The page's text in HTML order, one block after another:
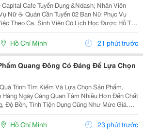
Capital Cafe Tuyển Dụng &Ndash; Nhân Viên
Tuyển 02 Bạn Nữ Phục Vụ
Theo Ca. Sinh Viên Có Lịch Học Được Hỗ Trợ
Động. ✨ Yêu Cầu &Bull; Nữ, Tuổi Từ
20 &Bull; Nhiệt Tình, Vui Vẻ, Hòa...
Hồ Chí Minh 21 phút trước
Quang Đông Có Đáng Để Lựa Chọn
Trình Tìm Kiếm Và Lựa Chọn Sản Phẩm,
Hàng Ngày Càng Quan Tâm Nhiều Hơn Đến Chất
Độ Bền, Tính Tiện Dụng Cũng Như Mức Giá.
Chỉ Dựa Vào Quảng Cáo Hoặc Thông Tin Từ
Bán, Nhiều Người Có Xu Hướng Tìm Hiểu Thêm
Tin...
Hồ Chí Minh 23 phút trước